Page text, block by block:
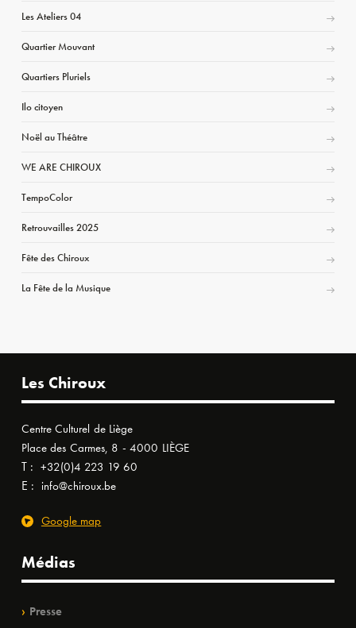
Les Ateliers 04
Quartier Mouvant
Quartiers Pluriels
Ilo citoyen
Noël au Théâtre
WE ARE CHIROUX
TempoColor
Retrouvailles 2025
Fête des Chiroux
La Fête de la Musique
Les Chiroux
Centre Culturel de Liège
Place des Carmes, 8 - 4000 LIÈGE
T : +32(0)4 223 19 60
E : info@chiroux.be
Google map
Médias
Presse